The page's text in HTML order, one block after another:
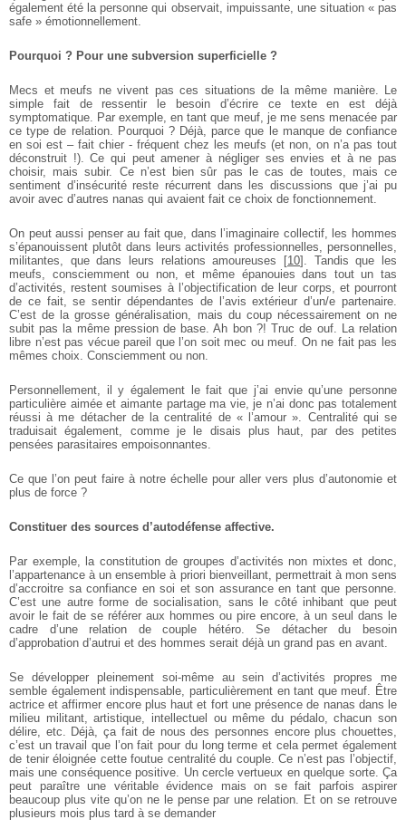
également été la personne qui observait, impuissante, une situation « pas
safe » émotionnellement.
Pourquoi ? Pour une subversion superficielle ?
Mecs et meufs ne vivent pas ces situations de la même manière. Le
simple fait de ressentir le besoin d’écrire ce texte en est déjà
symptomatique. Par exemple, en tant que meuf, je me sens menacée par
ce type de relation. Pourquoi ? Déjà, parce que le manque de confiance
en soi est – fait chier - fréquent chez les meufs (et non, on n’apas tout
déconstruit !). Ce qui peut amener à négliger ses envies et à ne pas
choisir, mais subir. Ce n’est bien sûr pas le cas de toutes, mais ce
sentiment d’insécurité reste récurrent dans les discussions que j’ai pu
avoir avec d’autres nanas qui avaient fait ce choix de fonctionnement.
On peut aussi penser au fait que, dans l’imaginaire collectif, les hommes
s’épanouissent plutôt dans leurs activités professionnelles, personnelles,
militantes, que dans leurs relations amoureuses [10] . Tandis que les
meufs, consciemment ou non, et même épanouies dans tout un tas
d’activités, restent soumises à l’objectification de leur corps, et pourront
de ce fait, se sentir dépendantes de l’avis extérieur d’un/e partenaire.
C’est de la grosse généralisation, mais du coup nécessairement on ne
subit pas la même pression de base. Ah bon ?! Truc de ouf. La relation
libre n’est pas vécue pareil que l’on soit mec ou meuf. On ne fait pas les
mêmes choix. Consciemment ou non.
Personnellement, il y également le fait que j’ai envie qu’une personne
particulière aimée et aimante partage ma vie, je n’ai donc pas totalement
réussi à me détacher de la centralité de « l’amour ». Centralité qui se
traduisait également, comme je le disais plus haut, par des petites
pensées parasitaires empoisonnantes.
Ce que l’on peut faire à notre échelle pour aller vers plus d’autonomie et
plus de force ?
Constituer des sources d’autodéfense affective.
Par exemple, la constitution de groupes d’activités non mixtes et donc,
l’appartenance à un ensemble à priori bienveillant, permettrait à mon sens
d’accroitre sa confiance en soi et son assurance en tant que personne.
C’est une autre forme de socialisation, sans le côté inhibant que peut
avoir le fait de se référer aux hommes ou pire encore, à un seul dans le
cadre d’une relation de couple hétéro. Se détacher du besoin
d’approbation d’autrui et des hommes serait déjà un grand pas en avant.
Se développer pleinement soi-même au sein d’activités propres me
semble également indispensable, particulièrement en tant que meuf. Être
actrice et affirmer encore plus haut et fort une présence de nanas dans le
milieu militant, artistique, intellectuel ou même du pédalo, chacun son
délire, etc. Déjà, ça fait de nous des personnes encore plus chouettes,
c’est un travail que l’on fait pour du long terme et cela permet également
de tenir éloignée cette foutue centralité du couple. Ce n’est pas l’objectif,
mais une conséquence positive. Un cercle vertueux en quelque sorte. Ça
peut paraître une véritable évidence mais on se fait parfois aspirer
beaucoup plus vite qu’on ne le pense par une relation. Et on se retrouve
plusieurs mois plus tard à se demander